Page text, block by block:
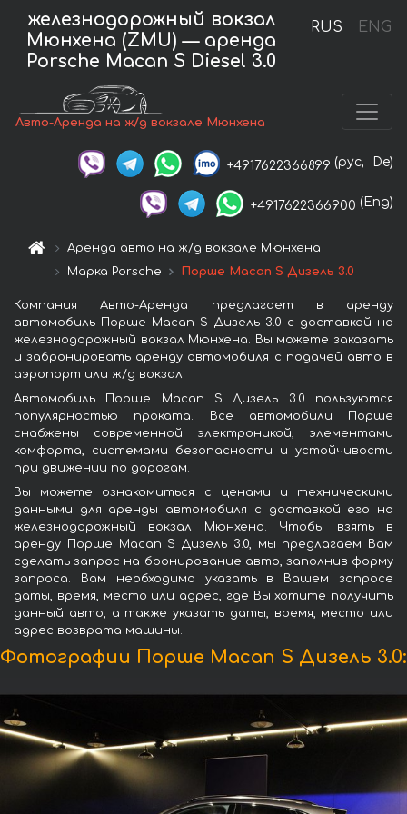
RUS ENG
железнодорожный вокзал
Мюнхена (ZMU) — аренда
Porsche Macan S Diesel 3.0
Авто-Аренда на ж/д вокзале Мюнхена
+4917622366899 (рус, De)
+4917622366900 (Eng)
Аренда авто на ж/д вокзале Мюнхена
Марка Porsche
Порше Macan S Дизель 3.0
Компания Авто-Аренда предлагает в аренду
автомобиль Порше Macan S Дизель 3.0 с доставкой на
железнодорожный вокзал Мюнхена. Вы можете заказать
и забронировать аренду автомобиля с подачей авто в
аэропорт или ж/д вокзал.
Автомобиль Порше Macan S Дизель 3.0 пользуются
популярностью проката. Все автомобили Порше
снабжены современной электроникой, элементами
комфорта, системами безопасности и устойчивости
при движении по дорогам.
Вы можете ознакомиться с ценами и техническими
данными для аренды автомобиля с доставкой его на
железнодорожный вокзал Мюнхена. Чтобы взять в
аренду Порше Macan S Дизель 3.0, мы предлагаем Вам
сделать запрос на бронирование авто, заполнив форму
запроса. Вам необходимо указать в Вашем запросе
даты, время, место или адрес, где Вы хотите получить
данный авто, а также указать даты, время, место или
адрес возврата машины.
Фотографии Порше Macan S Дизель 3.0: